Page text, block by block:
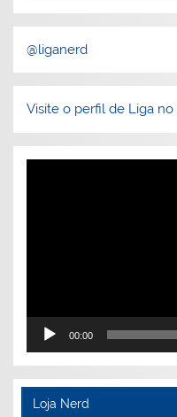
@liganerd
Visite o perfil de Liga no
Tocador
00:00
Loja Nerd